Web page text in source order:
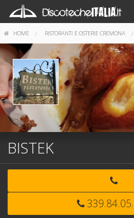
HOME RISTORANTI E OSTERIE CREMONA
BISTEK